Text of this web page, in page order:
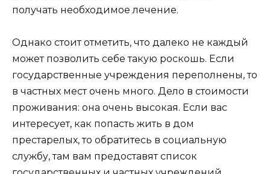
получать необходимое лечение.
Однако стоит отметить, что далеко не каждый
может позволить себе такую роскошь. Если
государственные учреждения переполнены, то
в частных мест очень много. Дело в стоимости
проживания: она очень высокая. Если вас
интересует, как попасть жить в дом
престарелых, то обратитесь в социальную
службу, там вам предоставят список